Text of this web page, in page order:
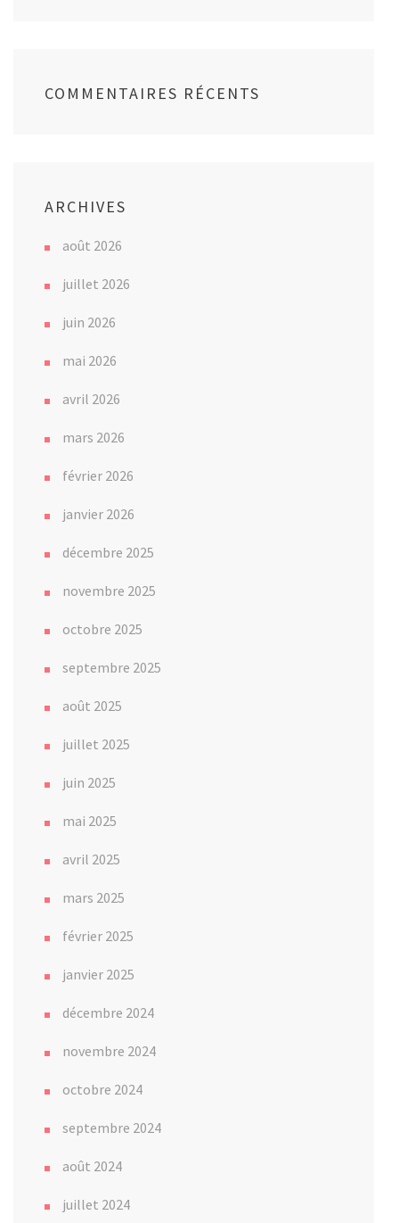
COMMENTAIRES RÉCENTS
ARCHIVES
août 2026
juillet 2026
juin 2026
mai 2026
avril 2026
mars 2026
février 2026
janvier 2026
décembre 2025
novembre 2025
octobre 2025
septembre 2025
août 2025
juillet 2025
juin 2025
mai 2025
avril 2025
mars 2025
février 2025
janvier 2025
décembre 2024
novembre 2024
octobre 2024
septembre 2024
août 2024
juillet 2024